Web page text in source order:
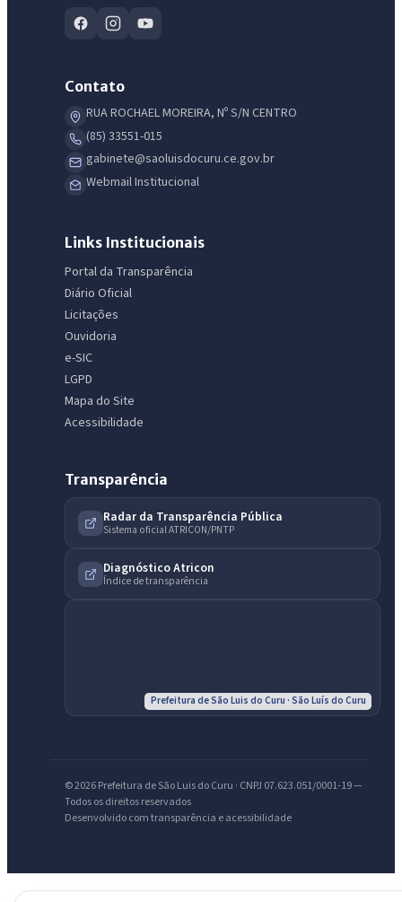
Contato
RUA ROCHAEL MOREIRA, Nº S/N CENTRO
(85) 33551-015
gabinete@saoluisdocuru.ce.gov.br
Webmail Institucional
Links Institucionais
Portal da Transparência
Diário Oficial
Licitações
Ouvidoria
e-SIC
LGPD
Mapa do Site
Acessibilidade
Transparência
Radar da Transparência Pública
Sistema oficial ATRICON/PNTP
Diagnóstico Atricon
Índice de transparência
Prefeitura de São Luis do Curu · São Luís do Curu
© 2026 Prefeitura de São Luis do Curu · CNPJ 07.623.051/0001-19 —
Todos os direitos reservados
Desenvolvido com transparência e acessibilidade
IntGest AI
Assistente do Portal
Olá. Pergunte sobre serviços, notícias, legislação, Diário Oficial,